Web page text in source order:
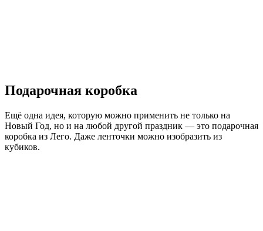
Подарочная коробка
Ещё одна идея, которую можно применить не только на
Новый Год, но и на любой другой праздник — это подарочная
коробка из Лего. Даже ленточки можно изобразить из
кубиков.